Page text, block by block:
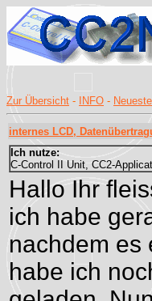
Zur Übersicht - INFO -
internes LCD,
Ich nutze:
C-Control II Unit, CC2-
Hallo Ihr
ich habe
nachdem es
habe ich